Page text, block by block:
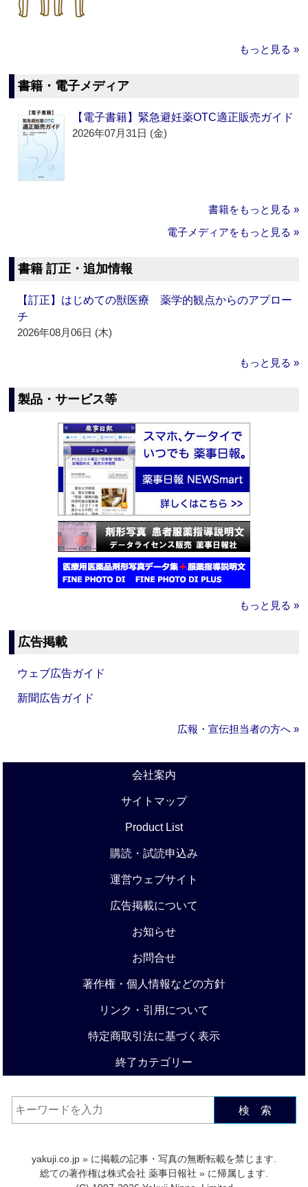
もっと見る »
書籍・電子メディア
【電子書籍】緊急避妊薬OTC適正販売ガイド
2026年07月31日 (金)
書籍をもっと見る »
電子メディアをもっと見る »
書籍 訂正・追加情報
【訂正】はじめての獣医療 薬学的観点からのアプロー
チ
2026年08月06日 (木)
もっと見る »
製品・サービス等
もっと見る »
広告掲載
ウェブ広告ガイド
新聞広告ガイド
広報・宣伝担当者の方へ »
会社案内
サイトマップ
Product List
購読・試読申込み
運営ウェブサイト
広告掲載について
お知らせ
お問合せ
著作権・個人情報などの方針
リンク・引用について
特定商取引法に基づく表示
終了カテゴリー
検 索
yakuji.co.jp » に掲載の記事・写真の無断転載を禁じます.
総ての著作権は株式会社 薬事日報社 » に帰属します.